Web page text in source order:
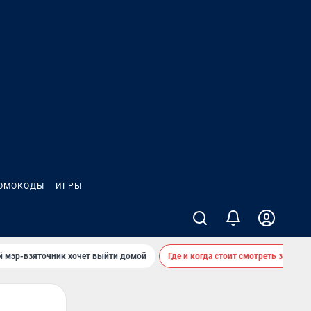
ИГРЫ
мэр-взяточник хочет выйти домой Где и когда стоит смотреть